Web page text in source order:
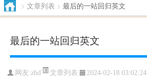
> 文章列表 > 最后的一站回归英文
最后的一站回归英文
网友:zhd 文章列表 2024-02-18 03:02:24